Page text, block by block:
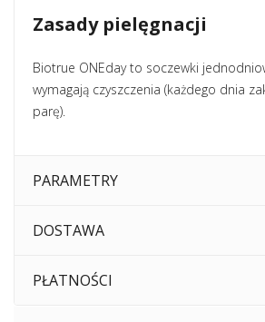
PARAMETRY
DOSTAWA
PŁATNOŚCI
Zasady pielęgnacji
Biotrue ONEday to soczewki
wymagają czyszczenia (każdego dnia
parę).